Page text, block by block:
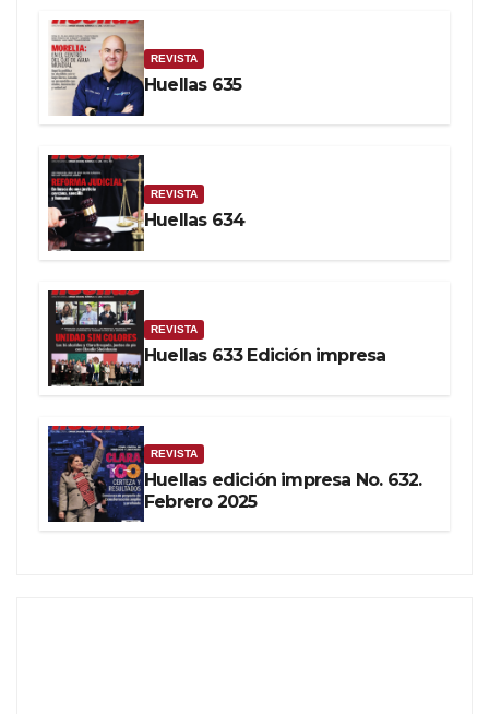
REVISTA
Huellas 635
REVISTA
Huellas 634
REVISTA
Huellas 633 Edición impresa
REVISTA
Huellas edición impresa No. 632.
Febrero 2025